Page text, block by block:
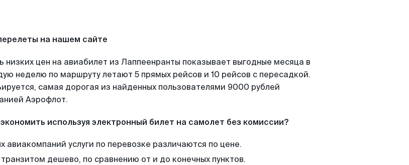
на нашем сайте
низких цен на авиабилет из Лаппеенранты показывает выгодные месяца в
неделю по маршруту летают 5 прямых рейсов и 10 рейсов с пересадкой.
самая дорогая из найденных пользователями 9000 рублей
Аэрофлот.
используя электронный билет на самолет без комиссии?
авиакомпаний услуги по перевозке различаются по цене.
дешево, по сравнению от и до конечных пунктов.